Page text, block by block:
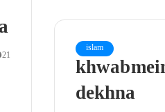
21
islam
khwab
dekhna